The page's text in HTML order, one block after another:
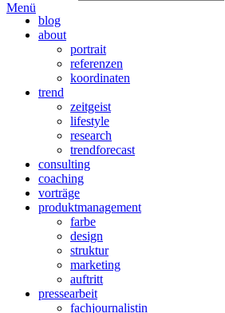
Menü
blog
about
portrait
referenzen
koordinaten
trend
zeitgeist
lifestyle
research
trendforecast
consulting
coaching
vorträge
produktmanagement
farbe
design
struktur
marketing
auftritt
pressearbeit
fachjournalistin